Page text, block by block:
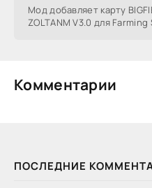
ПОСЛЕДНИЕ
Мод добавляет карту
ZOLTANM V3.0 для
Комментарии